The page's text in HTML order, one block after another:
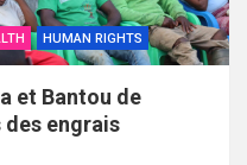
HUMAN RIGHTS
et Bantou de
engrais